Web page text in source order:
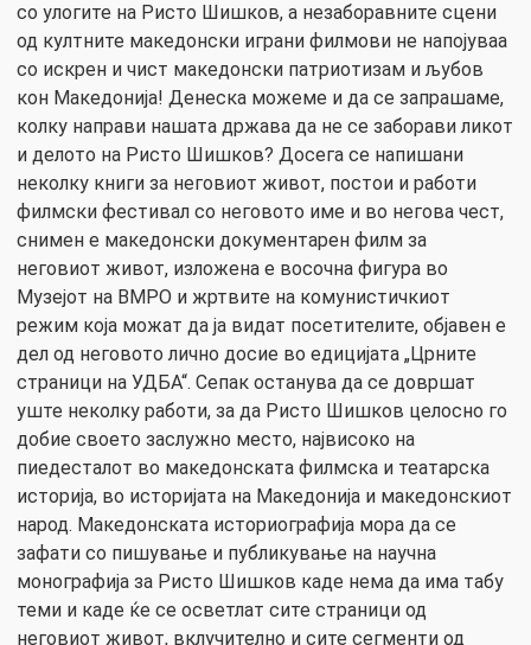
со улогите на Ристо Шишков, а незаборавните сцени
од култните македонски играни филмови не напојуваа
со искрен и чист македонски патриотизам и љубов
кон Македонија! Денеска можеме и да се запрашаме,
колку направи нашата држава да не се заборави ликот
и делото на Ристо Шишков? Досега се напишани
неколку книги за неговиот живот, постои и работи
филмски фестивал со неговото име и во негова чест,
снимен е македонски документарен филм за
неговиот живот, изложена е восочна фигура во
Музејот на ВМРО и жртвите на комунистичкиот
режим која можат да ја видат посетителите, објавен е
дел од неговото лично досие во едицијата „Црните
страници на УДБА“. Сепак останува да се довршат
уште неколку работи, за да Ристо Шишков целосно го
добие своето заслужно место, највисоко на
пиедесталот во македонската филмска и театарска
историја, во историјата на Македонија и македонскиот
народ. Македонската историографија мора да се
зафати со пишување и публикување на научна
монографија за Ристо Шишков каде нема да има табу
теми и каде ќе се осветлат сите страници од
неговиот живот, вклучително и сите сегменти од